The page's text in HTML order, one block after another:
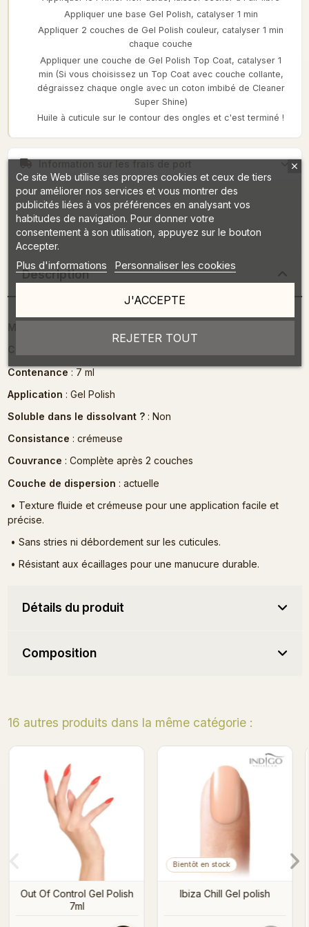
Appliquer une base Gel Polish, catalyser 1 min
Appliquer 2 couches de Gel Polish couleur, catalyser 1 min
chaque couche
Appliquer une couche de Gel Polish Top Coat, catalyser 1
min (Si vous choisissez un Top Coat avec couche collante,
dégraissez chaque ongle avec un coton imbibé de Cleaner
Super Shine)
Huile à cuticule sur le contour des ongles et c'est terminé !
Description
Contenance: 7 ml
Application : Gel Polish
Soluble dans le dissolvant ?: Non
Consistance : crémeuse
Couvrance : Complète après 2 couches
Couche de dispersion : actuelle
• Texture fluide et crémeuse pour une application facile et
précise.
• Sans stries ni débordement sur les cuticules.
• Résistant aux écaillages pour une manucure durable.
Détails du produit
Composition
16 autres produits dans la même catégorie :
More Grenadine! Gel
Polish
Ce site Web utilise ses propres cookies et ceux de tiers
pour améliorer nos services et vous montrer des
publicités liées à vos préférences en analysant vos
habitudes de navigation. Pour donner votre
consentement à son utilisation, appuyez sur le bouton
Accepter.
Plus d'informations Personnaliser les cookies
REJETER TOUT
J'ACCEPTE